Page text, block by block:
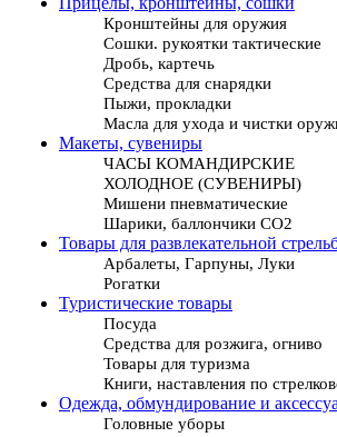
Кронштейны для оружия
Сошки. рукоятки тактические
Дробь, картечь
Средства для снарядки
Пыжи, прокладки
Масла для ухода и чистки
Макеты, сувениры
ЧАСЫ КОМАНДИРСКИЕ
ХОЛОДНОЕ (СУВЕНИРЫ)
Мишени пневматические
Шарики, баллончики СО2
Товары для развлекательной
Арбалеты, Гарпуны, Луки
Рогатки
Туристические товары
Посуда
Средства для розжига, огниво
Товары для туризма
Книги, наставления по
Одежда, обмундирование и
Головные уборы